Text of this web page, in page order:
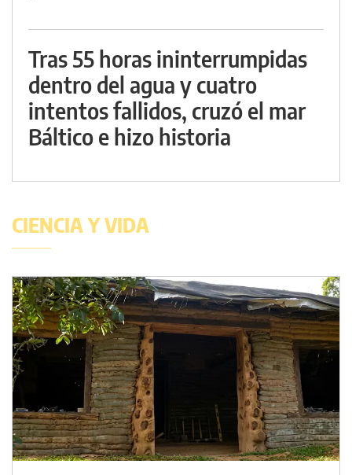
Tras 55 horas ininterrumpidas
dentro del agua y cuatro
intentos fallidos, cruzó el mar
Báltico e hizo historia
CIENCIA Y VIDA